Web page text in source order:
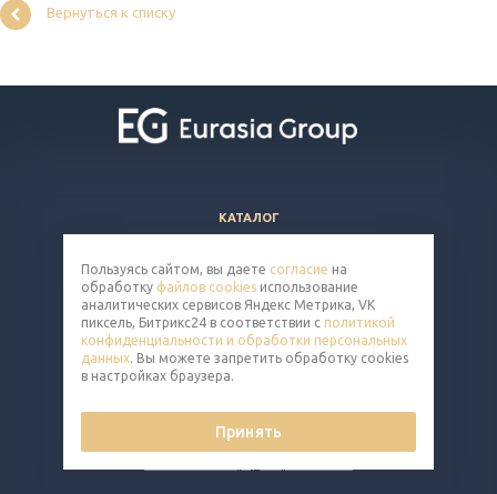
Вернуться к списку
© 2026 Все права защищены.
КАТАЛОГ
КОМПАНИЯ
КОНТАКТЫ
8 (800) 302-14-65
cart@eq-mail.ru
Пользуясь сайтом, вы даете согласие на
обработку файлов cookies использование
аналитических сервисов Яндекс Метрика, VK
пиксель, Битрикс24 в соответствии с политикой
конфиденциальности и обработки персональных
данных. Вы можете запретить обработку cookies
в настройках браузера.
Принять